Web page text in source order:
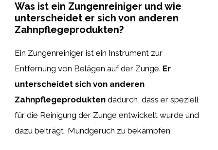
Was ist ein Zungenreiniger und wie
unterscheidet er sich von anderen
Zahnpflegeprodukten?
Ein Zungenreiniger ist ein Instrument zur
Entfernung von Belägen auf der Zunge. Er
unterscheidet sich von anderen
Zahnpflegeprodukten dadurch, dass er speziell
für die Reinigung der Zunge entwickelt wurde und
dazu beiträgt, Mundgeruch zu bekämpfen.